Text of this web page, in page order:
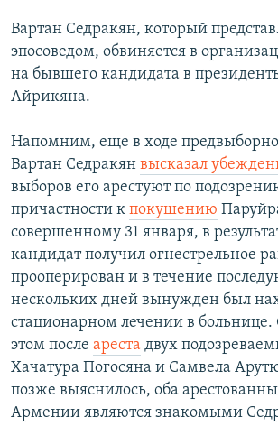
Вартан Седракян, который
эпосоведом, обвиняется в
на бывшего кандидата в
Айрикяна.
Напомним, еще в ходе
Вартан Седракян высказал
выборов его арестуют по
причастности к покушению
совершенному 31 января, в
кандидат получил огнестрельное
прооперирован и в течение
нескольких дней вынужден был
стационарном лечении в больнице.
этом после ареста двух
Хачатура Погосяна и Самвела
позже выяснилось, оба
Армении являются знакомыми